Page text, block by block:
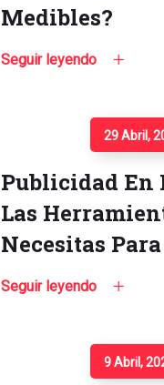
Medibles?
Seguir leyendo
29 Abril,
Publicidad En
Las
Necesitas
Seguir leyendo
9 Abril,